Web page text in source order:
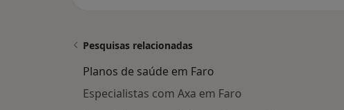
Pesquisas relacionadas
Planos de saúde em Faro
Especialistas com Axa em Faro